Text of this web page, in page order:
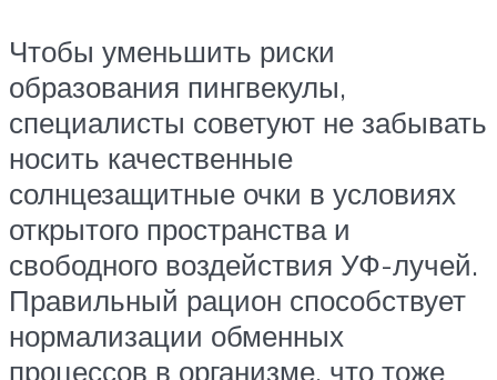
Чтобы уменьшить риски
образования пингвекулы,
специалисты советуют не забывать
носить качественные
солнцезащитные очки в условиях
открытого пространства и
свободного воздействия УФ-лучей.
Правильный рацион способствует
нормализации обменных
процессов в организме, что тоже